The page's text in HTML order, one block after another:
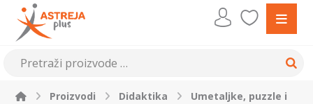
Proizvodi Didaktika
Umetaljke, puzzle i